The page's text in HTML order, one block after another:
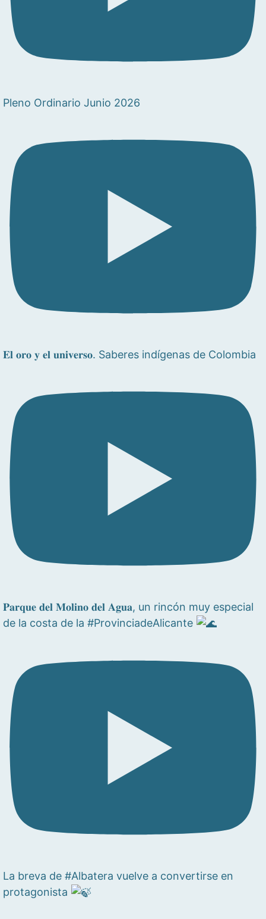
Pleno Ordinario Junio 2026
𝐄𝐥 𝐨𝐫𝐨 𝐲 𝐞𝐥 𝐮𝐧𝐢𝐯𝐞𝐫𝐬𝐨. Saberes indígenas de Colombia
𝐏𝐚𝐫𝐪𝐮𝐞 𝐝𝐞𝐥 𝐌𝐨𝐥𝐢𝐧𝐨 𝐝𝐞𝐥 𝐀𝐠𝐮𝐚, un rincón muy especial
de la costa de la #ProvinciadeAlicante
La breva de #Albatera vuelve a convertirse en
protagonista